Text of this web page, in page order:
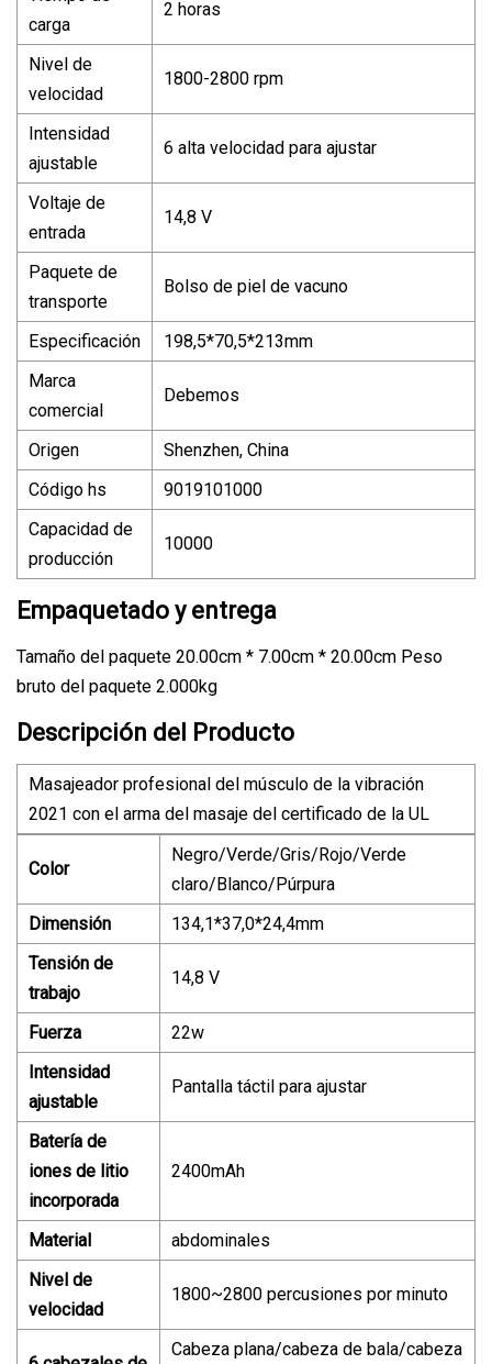
carga
2 horas
Nivel de
velocidad
1800-2800 rpm
Intensidad
ajustable
6 alta velocidad para ajustar
Voltaje de
entrada
14,8 V
Paquete de
transporte
Bolso de piel de vacuno
Especificación
198,5*70,5*213mm
Marca
comercial
Debemos
Origen
Shenzhen, China
Código hs
9019101000
Capacidad de
producción
10000
Empaquetado y entrega
Tamaño del paquete 20.00cm * 7.00cm * 20.00cm Peso
bruto del paquete 2.000kg
Descripción del Producto
Masajeador profesional del músculo de la vibración
2021 con el arma del masaje del certificado de la UL
Color
Negro/Verde/Gris/Rojo/Verde
claro/Blanco/Púrpura
Dimensión
134,1*37,0*24,4mm
Tensión de
trabajo
14,8 V
Fuerza
22w
Intensidad
ajustable
Pantalla táctil para ajustar
Batería de
iones de litio
incorporada
2400mAh
Material
abdominales
Nivel de
velocidad
1800~2800 percusiones por minuto
Cabeza plana/cabeza de bala/cabeza